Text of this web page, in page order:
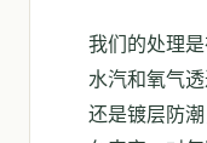
我们的处理
水汽和氧气
还是镀层防